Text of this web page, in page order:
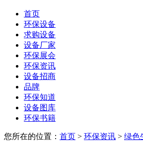
首页
环保设备
求购设备
设备厂家
环保展会
环保资讯
设备招商
品牌
环保知道
设备图库
环保书籍
您所在的位置： 首页 > 环保资讯 > 绿色